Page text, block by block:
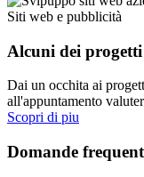
Siti web e pubblicità
Alcuni dei
Dai un occhita ai
all'appuntamento
Scopri di piu
Domande